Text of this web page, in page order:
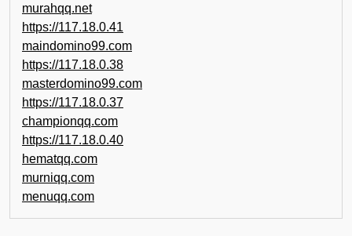
murahqq.net
https://117.18.0.41
maindomino99.com
https://117.18.0.38
masterdomino99.com
https://117.18.0.37
championqq.com
https://117.18.0.40
hematqq.com
murniqq.com
menuqq.com